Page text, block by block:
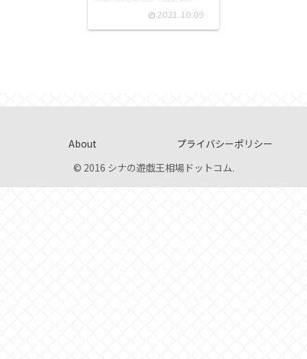
2021.10.09
About
プライバシーポリシー
© 2016 シナの遊戯王相場ドットコム.